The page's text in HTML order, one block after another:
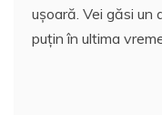
ușoară. Vei găsi un
puțin în ultima